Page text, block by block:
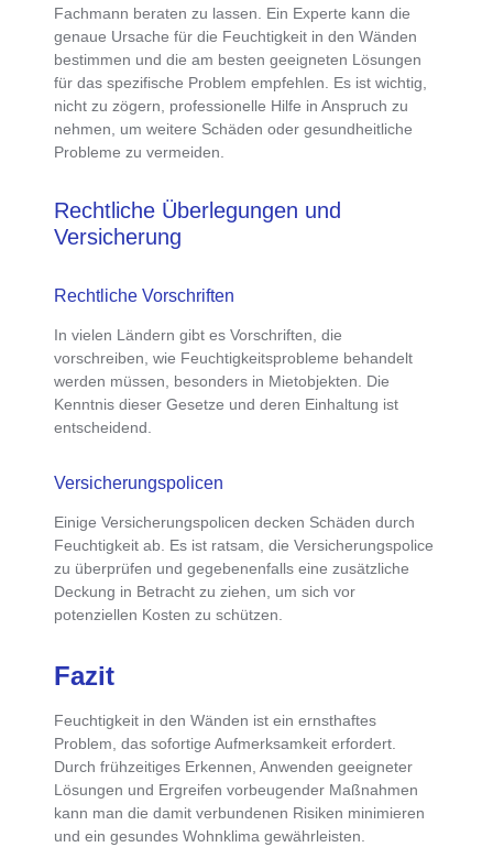
Fachmann beraten zu lassen . Ein Experte kann die
genaue Ursache für die Feuchtigkeit in den Wänden
bestimmen und die am besten geeigneten Lösungen
für das spezifische Problem empfehlen. Es ist wichtig,
nicht zu zögern, professionelle Hilfe in Anspruch zu
nehmen, um weitere Schäden oder gesundheitliche
Probleme zu vermeiden.
Rechtliche Überlegungen und
Versicherung
Rechtliche Vorschriften
In vielen Ländern gibt es Vorschriften, die
vorschreiben, wie Feuchtigkeitsprobleme behandelt
werden müssen, besonders in Mietobjekten. Die
Kenntnis dieser Gesetze und deren Einhaltung ist
entscheidend.
Versicherungspolicen
EinigeVersicherungspolicen decken Schäden durch
Feuchtigkeit ab. Es ist ratsam, die Versicherungspolice
zu überprüfen und gegebenenfalls eine zusätzliche
Deckung in Betracht zu ziehen, um sich vor
potenziellen Kosten zu schützen.
Fazit
Feuchtigkeit in den Wänden ist ein ernsthaftes
Problem, das sofortige Aufmerksamkeit erfordert.
Durch frühzeitiges Erkennen, Anwenden geeigneter
Lösungen und Ergreifen vorbeugender Maßnahmen
kann man die damit verbundenen Risiken minimieren
und ein gesundes Wohnklima gewährleisten.